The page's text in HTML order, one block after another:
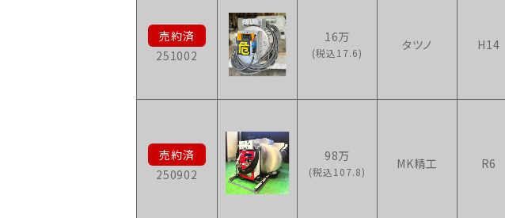
251002
16万
(税込17.6)
タツノ H14
250902
98万
(税込107.8)
MK精工 R6